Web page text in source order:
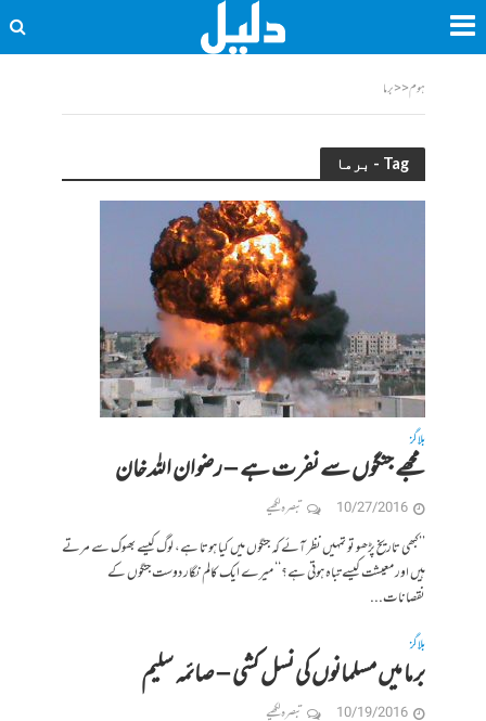
ہوم<<برما
Tag - برما
بلاگز
مجھے جنگوں سے نفرت ہے – رضوان اللہ خان
10/27/2016 تبصرہ لکھیے
’’کبھی تاریخ پڑھو تو تمہیں نظر آئے کہ جنگوں میں کیا ہوتا ہے، لوگ کیسے بھوک سے مرتے
ہیں اور معیشت کیسے تباہ ہوتی ہے؟‘‘ میرے ایک کالم نگار دوست جنگوں کے
نقصانات...
بلاگز
برما میں مسلمانوں کی نسل کشی – صائمہ سلیم
10/19/2016 تبصرہ لکھیے